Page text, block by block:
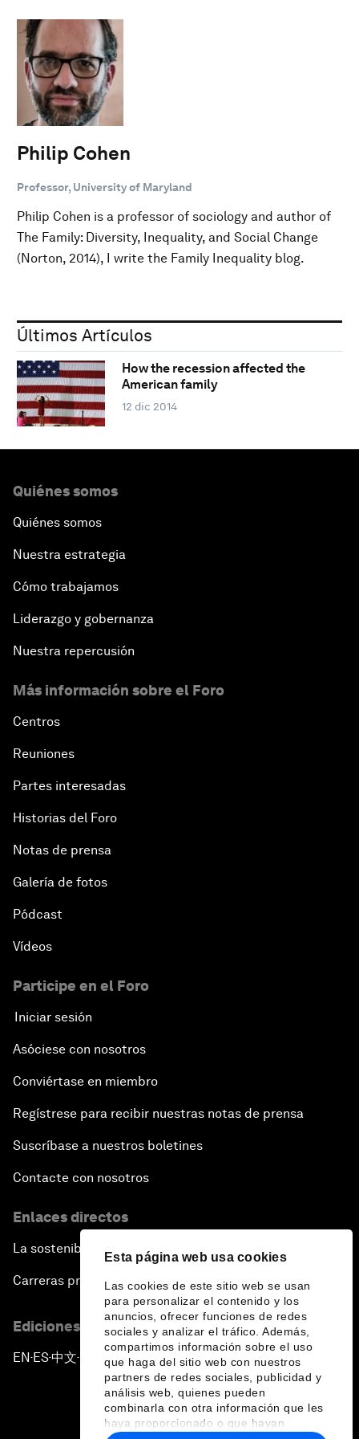
Esta página web usa cookies
Las cookies de este sitio web se usan
para personalizar el contenido y los
anuncios, ofrecer funciones de redes
sociales y analizar el tráfico. Además,
compartimos información sobre el uso
que haga del sitio web con nuestros
partners de redes sociales, publicidad y
análisis web, quienes pueden
combinarla con otra información que les
haya proporcionado o que hayan
Philip Cohen
Professor, University of Maryland
Philip Cohen is a professor of sociology and author of
The Family: Diversity, Inequality, and Social Change
(Norton, 2014), I write the Family Inequality blog.
Últimos Artículos
How the recession affected the
American family
12 dic 2014
Quiénes somos
Quiénes somos
Nuestra estrategia
Cómo trabajamos
Liderazgo y gobernanza
Nuestra repercusión
Más información sobre el Foro
Centros
Reuniones
Partes interesadas
Historias del Foro
Notas de prensa
Galería de fotos
Pódcast
Vídeos
Participe en el Foro
Iniciar sesión
Asóciese con nosotros
Conviértase en miembro
Regístrese para recibir nuestras notas de prensa
Suscríbase a nuestros boletines
Contacte con nosotros
Enlaces directos
La sostenibilidad en el Foro
Carreras profesionales
Ediciones en otros idiomas
EN ▪ES▪中文▪ 日本語